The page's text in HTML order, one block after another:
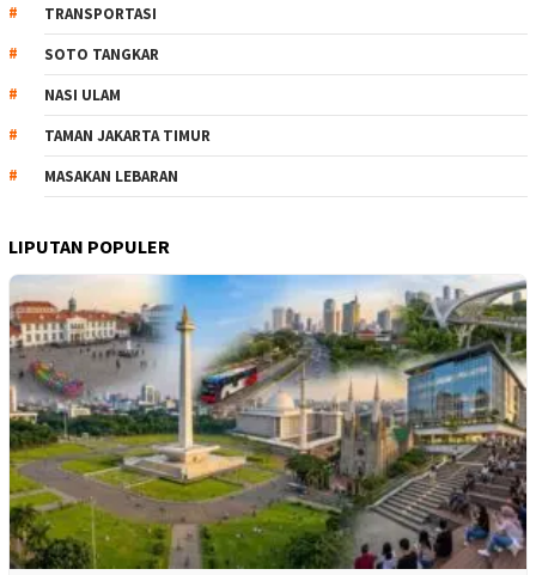
TRANSPORTASI
SOTO TANGKAR
NASI ULAM
TAMAN JAKARTA TIMUR
MASAKAN LEBARAN
LIPUTAN POPULER